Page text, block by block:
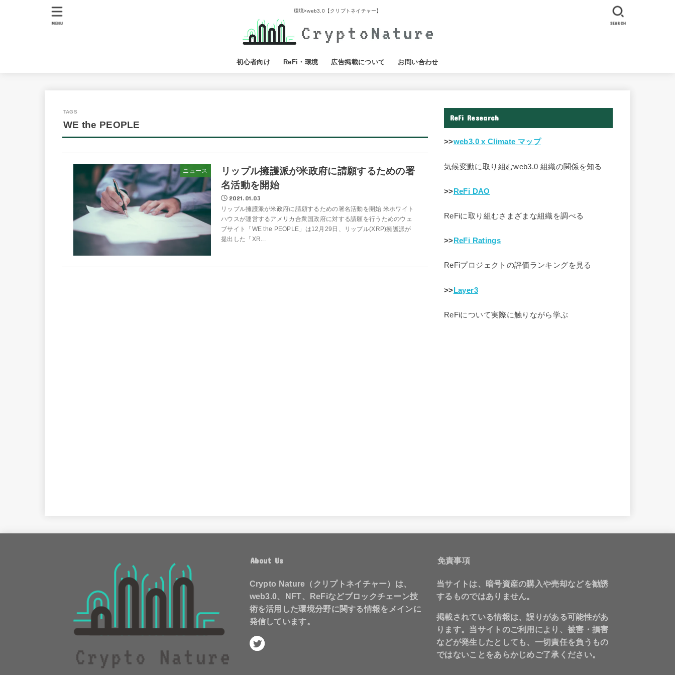
環境×web3.0【クリプトネイチャー】
初心者向け ReFi・環境 広告掲載について お問い合わせ
SEARCH
MENU
WE the PEOPLE
ニュース
リップル擁護派が米政府に請願するための署
名活動を開始
2021.01.03
リップル擁護派が米政府に請願するための署名活動を開始 米ホワイト
ハウスが運営するアメリカ合衆国政府に対する請願を行うためのウェ
ブサイト「WE the PEOPLE」は12月29日、リップル(XRP)擁護派が
提出した「XR...
ReFi Research
>>web3.0 x Climate マップ
気候変動に取り組むweb3.0 組織の関係を知る
>> ReFi DAO
ReFiに取り組むさまざまな組織を調べる
>> ReFi Ratings
ReFiプロジェクトの評価ランキングを見る
>>Layer3
ReFiについて実際に触りながら学ぶ
About Us
Crypto Nature（クリプトネイチャー）は、
web3.0、NFT、ReFiなどブロックチェーン技
術を活用した環境分野に関する情報をメインに
発信しています。
免責事項
当サイトは、暗号資産の購入や売却などを勧誘
するものではありません。
掲載されている情報は、誤りがある可能性があ
ります。当サイトのご利用により、被害・損害
などが発生したとしても、一切責任を負うもの
ではないことをあらかじめご了承ください。